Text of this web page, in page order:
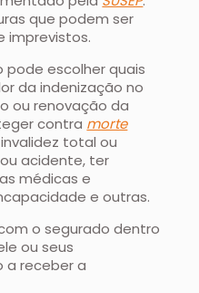
que podem ser
imprevistos.
escolher quais
da indenização no
ou renovação da
contra morte
total ou
acidente, ter
médicas e
e outras.
o segurado dentro
ou seus
a receber a